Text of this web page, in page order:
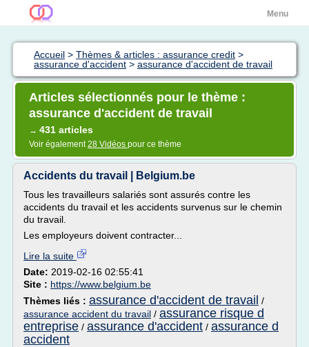
Menu
Accueil > Thèmes & articles : assurance credit >
assurance d'accident > assurance d'accident de travail
Articles sélectionnés pour le thème :
assurance d'accident de travail
→ 431 articles
Voir également28 Vidéos pour ce thème
Accidents du travail | Belgium.be
Tous les travailleurs salariés sont assurés contre les
accidents du travail et les accidents survenus sur le chemin
du travail.
Les employeurs doivent contracter...
Lire la suite
Date: 2019-02-16 02:55:41
Site : https://www.belgium.be
Thèmes liés : assurance d'accident de travail /
assurance accident du travail / assurance risque d
entreprise / assurance d'accident / assurance d
accident